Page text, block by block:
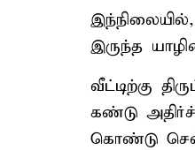
இருந்த
வீட்டிற்கு
கண்டு
கொண்டு